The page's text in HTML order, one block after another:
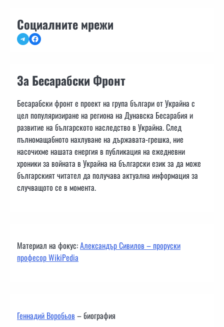
Социалните мрежи
TelegramFacebook
За Бесарабски Фронт
Бесарабски фронт е проект на група българи от Украйна с
цел популяризиране на региона на Дунавска Бесарабия и
развитие на българското наследство в Украйна. След
пълномащабното нахлуване на държавата-грешка, ние
насочихме нашата енергия в публикация на ежедневни
хроники за войната в Украйна на български език за да може
българският читател да получава актуална информация за
случващото се в момента.
Материал на фокус:Александър Сивилов – проруски
професор WikiPedia
Геннадий Воробьов– биография